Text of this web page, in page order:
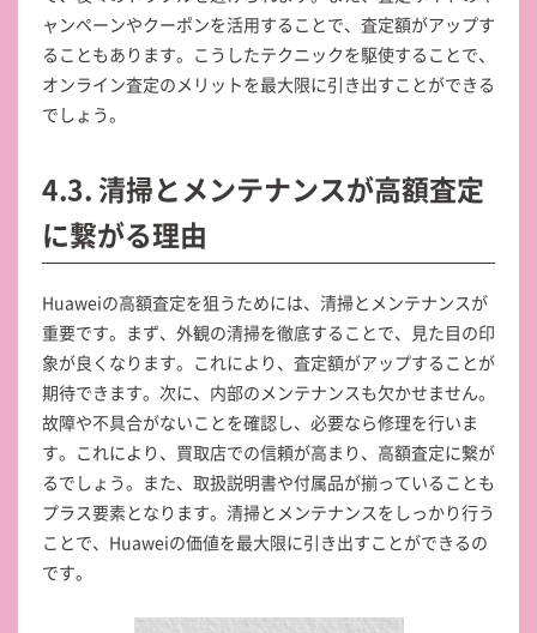
ャンペーンやクーポンを活用することで、査定額がアップす
ることもあります。こうしたテクニックを駆使することで、
オンライン査定のメリットを最大限に引き出すことができる
でしょう。
4.3. 清掃とメンテナンスが高額査定
に繋がる理由
Huaweiの高額査定を狙うためには、清掃とメンテナンスが
重要です。まず、外観の清掃を徹底することで、見た目の印
象が良くなります。これにより、査定額がアップすることが
期待できます。次に、内部のメンテナンスも欠かせません。
故障や不具合がないことを確認し、必要なら修理を行いま
す。これにより、買取店での信頼が高まり、高額査定に繋が
るでしょう。また、取扱説明書や付属品が揃っていることも
プラス要素となります。清掃とメンテナンスをしっかり行う
ことで、Huaweiの価値を最大限に引き出すことができるの
です。